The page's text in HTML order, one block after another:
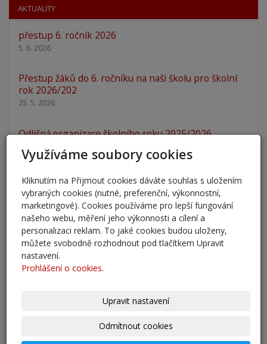
AKTUALITY
přestup 6. ročník 2026
5. 6. 2026
Přestup žáků do 6. ročníku na naši školu pro školní
rok 2026/202
25. 5. 2026
Odlišná organizace školního roku 2025/2026
Zápis 2026 - výsledky
23. 2. 2026
Zápis 2026
14. 1. 2026
Nový školní rok - informace
31. 8. 2025
Využíváme soubory cookies
Kliknutím na Přijmout cookies dáváte souhlas s uložením
vybraných cookies (nutné, preferenční, výkonnostní,
marketingové). Cookies používáme pro lepší fungování
našeho webu, měření jeho výkonnosti a cílení a
personalizaci reklam. To jaké cookies budou uloženy,
můžete svobodně rozhodnout pod tlačítkem Upravit
nastavení.
Prohlášení o cookies.
Upravit nastavení
Odmítnout cookies